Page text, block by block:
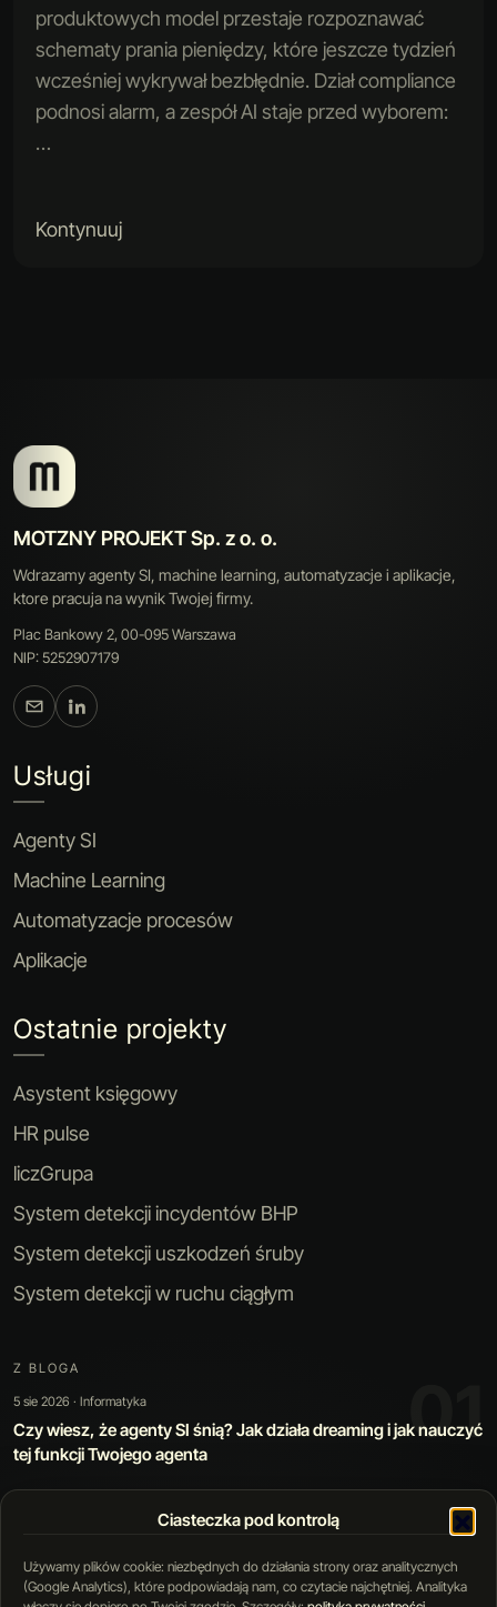
Ciasteczka pod kontrolą
Używamy plików cookie: niezbędnych do działania strony oraz analitycznych
(Google Analytics), które podpowiadają nam, co czytacie najchętniej. Analityka
produktowych model przestaje rozpoznawać
schematy prania pieniędzy, które jeszcze tydzień
wcześniej wykrywał bezbłędnie. Dział compliance
podnosi alarm, a zespół AI staje przed wyborem:
…
Kontynuuj
MOTZNY PROJEKT Sp. z o. o.
Wdrazamy agenty SI, machine learning, automatyzacje i aplikacje,
ktore pracuja na wynik Twojej firmy.
Plac Bankowy 2, 00-095 Warszawa
NIP: 5252907179
Usługi
Agenty SI
Machine Learning
Automatyzacje procesów
Aplikacje
Ostatnie projekty
Asystent księgowy
HR pulse
liczGrupa
System detekcji incydentów BHP
System detekcji uszkodzeń śruby
System detekcji w ruchu ciągłym
Z BLOGA 01
5 sie 2026 · Informatyka
Czy wiesz, że agenty SI śnią? Jak działa dreaming i jak nauczyć
tej funkcji Twojego agenta